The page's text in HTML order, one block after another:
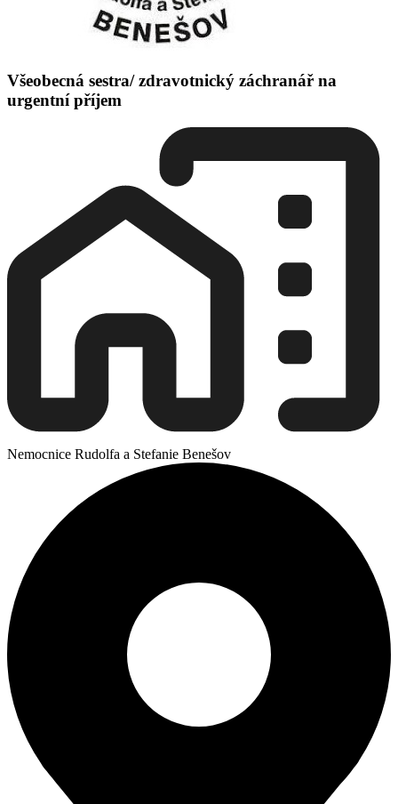
Všeobecná sestra/ zdravotnický záchranář na
urgentní příjem
Nemocnice Rudolfa a Stefanie Benešov